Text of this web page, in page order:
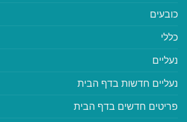
כובעים
כללי
נעליים
נעליים חדשות בדף הבית
פריטים חדשים בדף הבית